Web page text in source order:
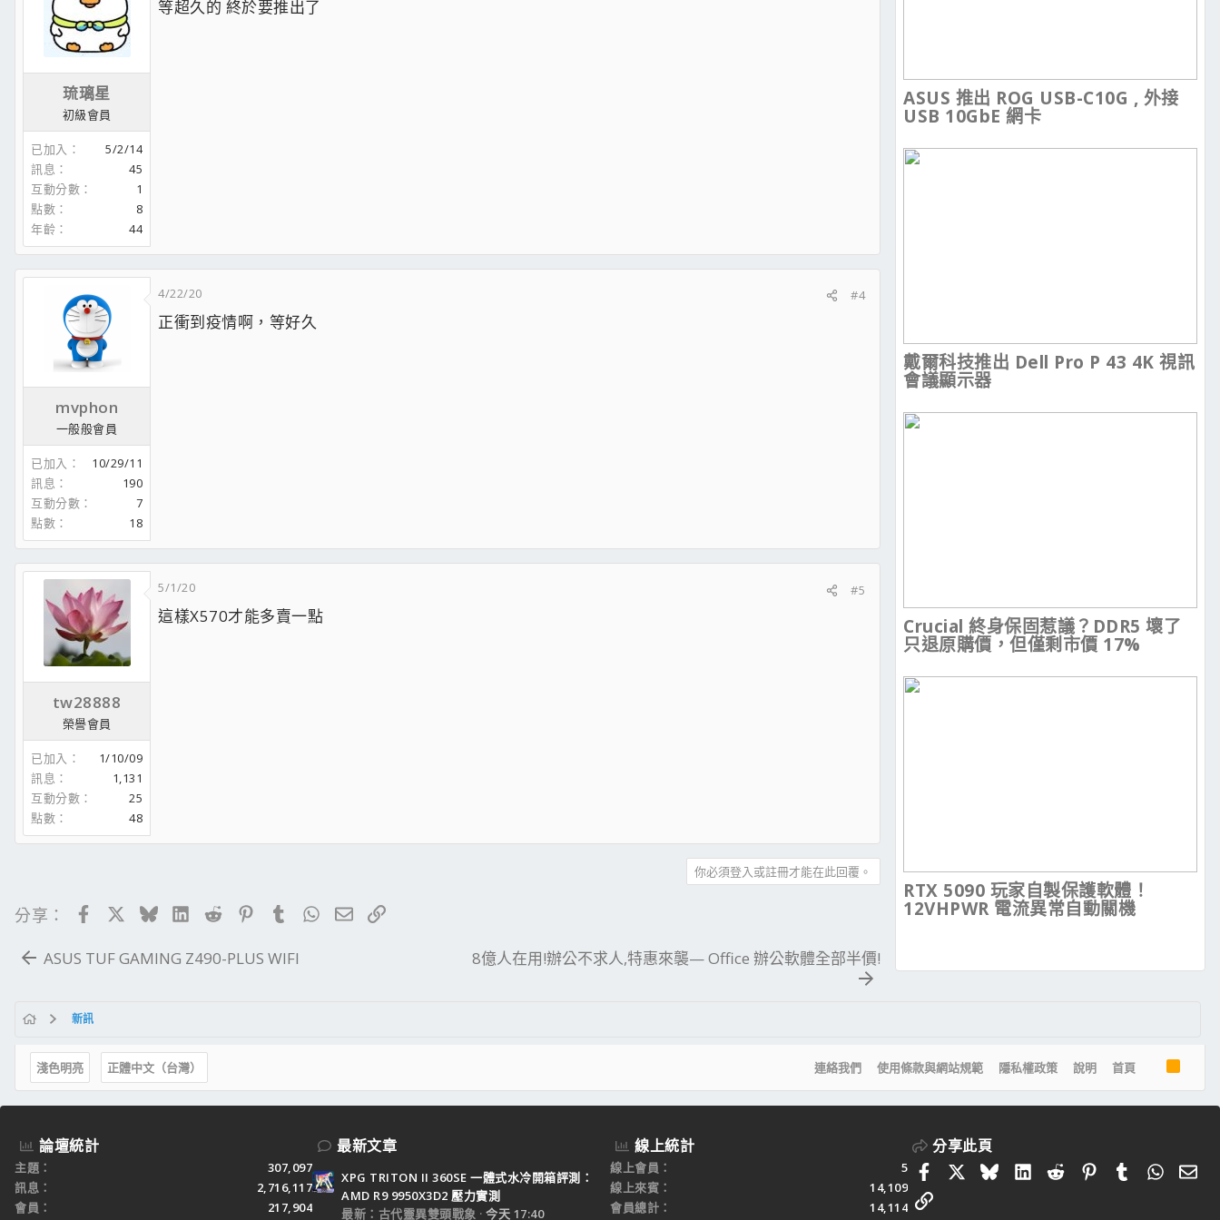
琉璃星
初級會員
已加入
5/2/14
訊息
45
互動分數
1
點數
8
年齡
44
等超久的 終於要推出了
mvphon
一般般會員
已加入
10/29/11
訊息
190
互動分數
7
點數
18
4/22/20 #4
正衝到疫情啊，等好久
tw28888
榮譽會員
已加入
1/10/09
訊息
1,131
互動分數
25
點數
48
5/1/20 #5
這樣X570才能多賣一點
你必須登入或註冊才能在此回覆。
分享： FacebookBlueskyLinkedIn
RedditPinterestTumblrWhatsApp
電子郵件
連結
ASUS TUF GAMING Z490-PLUS WIFI 8億人在用!辦公不求人,特惠來襲— Office 辦公軟體全部半價!
ASUS 推出 ROG USB-C10G , 外接
USB 10GbE 網卡
戴爾科技推出 Dell Pro P 43 4K 視訊
會議顯示器
Crucial 終身保固惹議？DDR5 壞了
只退原購價，但僅剩市價 17%
RTX 5090 玩家自製保護軟體！
12VHPWR 電流異常自動關機
新訊
淺色明亮 正體中文（台灣） 連絡我們 使用條款與網站規範 隱私權政策 說明 首頁
R
S
S
論壇統計
主題
307,097
訊息
2,716,117
會員
217,904
最新文章
XPG TRITON II 360SE 一體式水冷開箱評測：
AMD R9 9950X3D2 壓力實測
最新：古代靈異雙頭戰象
今天 17:40
線上統計
線上會員
5
線上來賓
14,109
會員總計
14,114
分享此頁
FacebookBlueskyLinkedIn
RedditPinterestTumblr 電
連結